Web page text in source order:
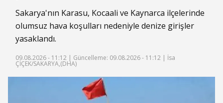
Sakarya'nın Karasu, Kocaali ve Kaynarca ilçelerinde
olumsuz hava koşulları nedeniyle denize girişler
yasaklandı.
09.08.2026 - 11:12 | Güncelleme: 09.08.2026 - 11:12 | İsa
ÇİÇEK/SAKARYA,(DHA)